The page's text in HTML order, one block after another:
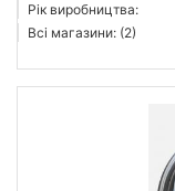
Рік виробництва:
Всі магазини: (2)